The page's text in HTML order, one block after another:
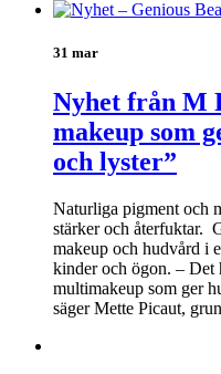
31 mar
Nyhet från M
makeup som
och lyster”
Naturliga pigment och
stärker och återfuktar.
makeup och hudvård i
kinder och ögon. – Det
multimakeup som ger
säger Mette Picaut,